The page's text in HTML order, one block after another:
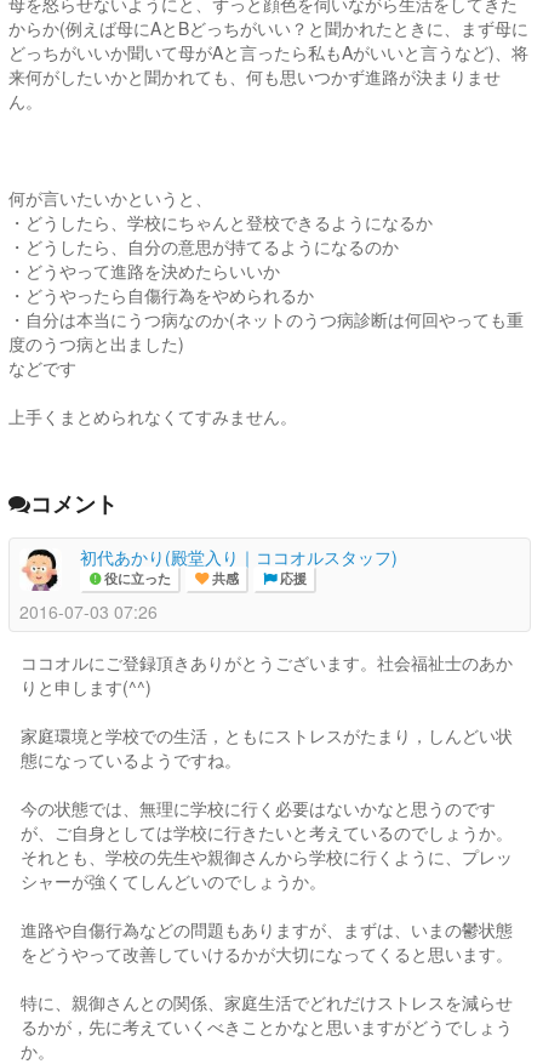
からか(例えば母にAとBどっちがいい？と聞かれたときに、まず母に
どっちがいいか聞いて母がAと言ったら私もAがいいと言うなど)、将
来何がしたいかと聞かれても、何も思いつかず進路が決まりませ
ん。
何が言いたいかというと、
・どうしたら、学校にちゃんと登校できるようになるか
・どうしたら、自分の意思が持てるようになるのか
・どうやって進路を決めたらいいか
・どうやったら自傷行為をやめられるか
・自分は本当にうつ病なのか(ネットのうつ病診断は何回やっても重
度のうつ病と出ました)
などです
上手くまとめられなくてすみません。
コメント
初代あかり(殿堂入り｜ココオルスタッフ)
役に立った 共感 応援
2016-07-03 07:26
ココオルにご登録頂きありがとうございます。社会福祉士のあか
りと申します(^^)
家庭環境と学校での生活，ともにストレスがたまり，しんどい状
態になっているようですね。
今の状態では、無理に学校に行く必要はないかなと思うのです
が、ご自身としては学校に行きたいと考えているのでしょうか。
それとも、学校の先生や親御さんから学校に行くように、プレッ
シャーが強くてしんどいのでしょうか。
進路や自傷行為などの問題もありますが、まずは、いまの鬱状態
をどうやって改善していけるかが大切になってくると思います。
特に、親御さんとの関係、家庭生活でどれだけストレスを減らせ
るかが，先に考えていくべきことかなと思いますがどうでしょう
か。